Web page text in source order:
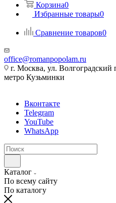
Корзина0
Избранные товары0
Сравнение товаров0
office@romanpopolam.ru
г. Москва, ул. Волгоградский
метро Кузьминки
Вконтакте
Telegram
YouTube
WhatsApp
Каталог
По всему сайту
По каталогу